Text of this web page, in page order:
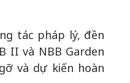
tác pháp lý, đền
II và NBB Garden
và dự kiến hoàn
gia
hóa,
nhập
nguồn nội lực
định hình vị
tạo | Kỳ 1: